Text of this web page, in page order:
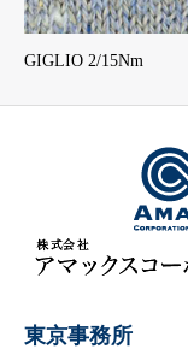
GIGLIO 2/15Nm
東京事務所